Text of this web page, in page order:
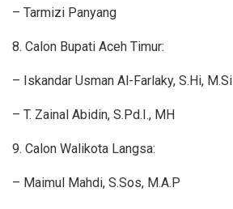
– Tarmizi Panyang
8. Calon Bupati Aceh Timur:
– Iskandar Usman Al-Farlaky, S.Hi, M.Si
– T. Zainal Abidin, S.Pd.I., MH
9. Calon Walikota Langsa:
– Maimul Mahdi, S.Sos, M.A.P